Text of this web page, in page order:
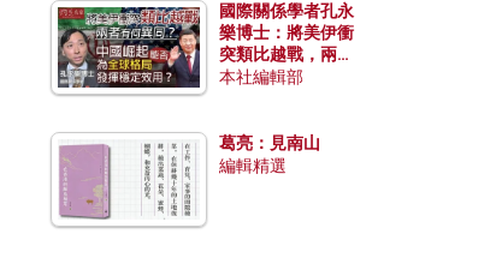
國際關係學者孔永
樂博士：將美伊衝
突類比越戰，兩者
有何異同？中國崛
本社編輯部
葛亮：見南山
編輯精選